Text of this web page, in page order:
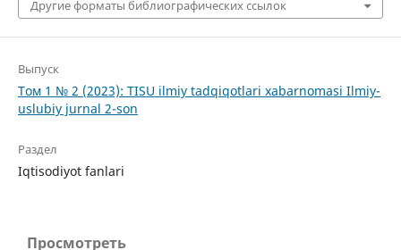
Другие форматы библиографических ссылок
Выпуск
Том 1 № 2 (2023): TISU ilmiy tadqiqotlari xabarnomasi Ilmiy-
uslubiy jurnal 2-son
Раздел
Iqtisodiyot fanlari
Просмотреть